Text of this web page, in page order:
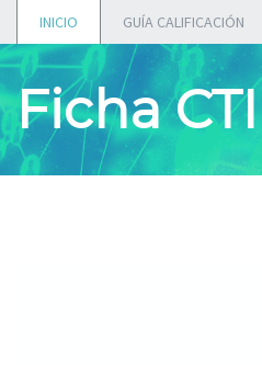
INICIO GUÍA CALIFICACIÓN
Ficha